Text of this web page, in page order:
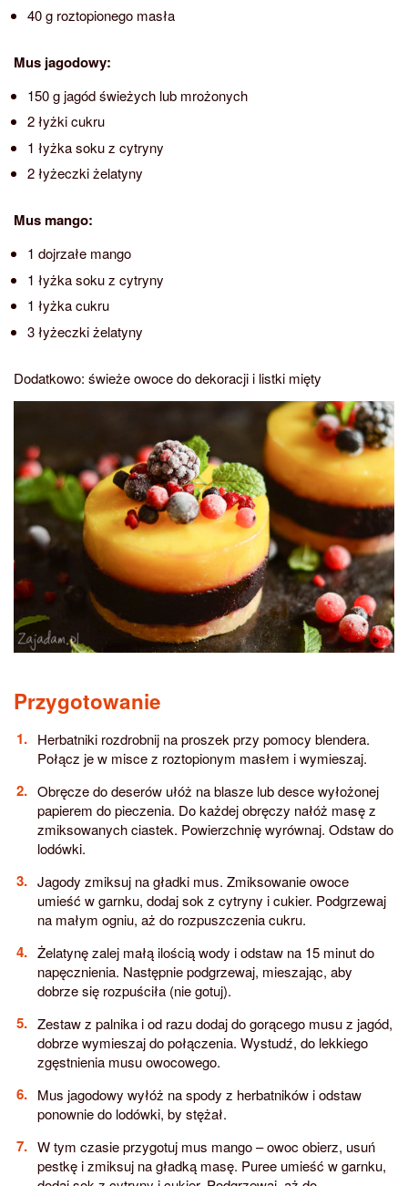
40 g roztopionego masła
Mus jagodowy:
150 g jagód świeżych lub mrożonych
2 łyżki cukru
1 łyżka soku z cytryny
2 łyżeczki żelatyny
Mus mango:
1 dojrzałe mango
1 łyżka soku z cytryny
1 łyżka cukru
3 łyżeczki żelatyny
Dodatkowo: świeże owoce do dekoracji i listki mięty
Przygotowanie
Herbatniki rozdrobnij na proszek przy pomocy blendera.
Połącz je w misce z roztopionym masłem i wymieszaj.
Obręcze do deserów ułóż na blasze lub desce wyłożonej
papierem do pieczenia. Do każdej obręczy nałóż masę z
zmiksowanych ciastek. Powierzchnię wyrównaj. Odstaw do
lodówki.
Jagody zmiksuj na gładki mus. Zmiksowanie owoce
umieść w garnku, dodaj sok z cytryny i cukier. Podgrzewaj
na małym ogniu, aż do rozpuszczenia cukru.
Żelatynę zalej małą ilością wody i odstaw na 15 minut do
napęcznienia. Następnie podgrzewaj, mieszając, aby
dobrze się rozpuściła (nie gotuj).
Zestaw z palnika i od razu dodaj do gorącego musu z jagód,
dobrze wymieszaj do połączenia. Wystudź, do lekkiego
zgęstnienia musu owocowego.
Mus jagodowy wyłóż na spody z herbatników i odstaw
ponownie do lodówki, by stężał.
W tym czasie przygotuj mus mango – owoc obierz, usuń
pestkę i zmiksuj na gładką masę. Puree umieść w garnku,